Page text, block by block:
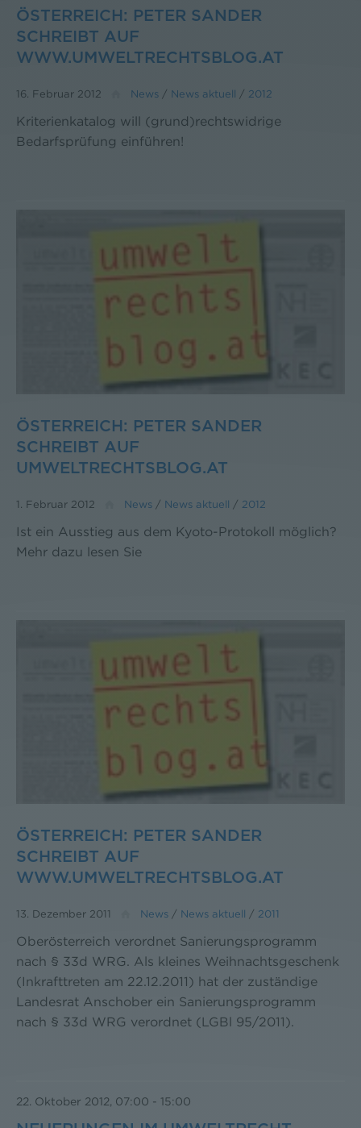
ÖSTERREICH: PETER SANDER
SCHREIBT AUF
WWW.UMWELTRECHTSBLOG.AT
16. Februar 2012 News / News aktuell / 2012
Kriterienkatalog will (grund)rechtswidrige
Bedarfsprüfung einführen!
ÖSTERREICH: PETER SANDER
SCHREIBT AUF
UMWELTRECHTSBLOG.AT
1. Februar 2012 News / News aktuell / 2012
Ist ein Ausstieg aus dem Kyoto-Protokoll möglich?
Mehr dazu lesen Sie
ÖSTERREICH: PETER SANDER
SCHREIBT AUF
WWW.UMWELTRECHTSBLOG.AT
13. Dezember 2011 News / News aktuell / 2011
Oberösterreich verordnet Sanierungsprogramm
nach § 33d WRG. Als kleines Weihnachtsgeschenk
(Inkrafttreten am 22.12.2011) hat der zuständige
Landesrat Anschober ein Sanierungsprogramm
nach § 33d WRG verordnet (LGBl 95/2011).
22. Oktober 2012, 07:00 - 15:00